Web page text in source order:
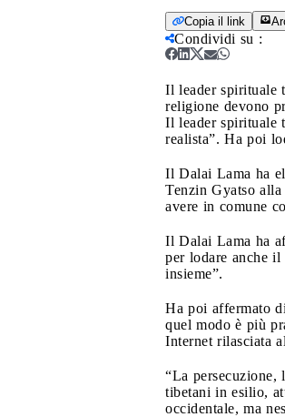
Copia il link
Condividi su :
Il leader spirituale
religione devono
Il leader spirituale
realista”. Ha poi
Il Dalai Lama ha
Tenzin Gyatso
avere in comune
Il Dalai Lama ha
per lodare anche
insieme”.
Ha poi affermato
quel modo è più
Internet rilasciata
“La
tibetani in esilio,
occidentale, ma